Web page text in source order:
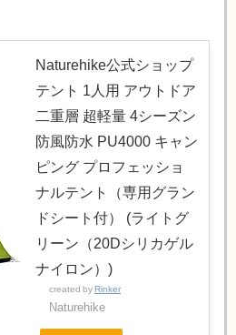
Naturehike公式ショップ
テント 1人用 アウトドア
二重層 超軽量 4シーズン
防風防水 PU4000 キャン
ピング プロフェッショ
ナルテント（専用グラン
ドシート付） (ライトグ
リーン（20Dシリカゲル
ナイロン）)
created by Rinker
Naturehike